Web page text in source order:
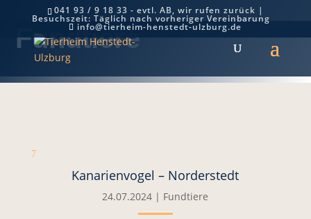
041 93 / 9 18 33 - evtl. AB, wir rufen zurück |
Besuchszeit: Täglich nach vorheriger Vereinbarung
info@tierheim-henstedt-ulzburg.de
Fundtiere
7
Kanarienvogel – Norderstedt
24.07.2024 | Fundtiere